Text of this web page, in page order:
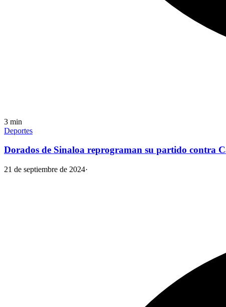
3 min
Deportes
Dorados de Sinaloa reprograman su partido contra
21 de septiembre de 2024·